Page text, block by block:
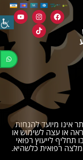
אינו מיועד להנחות
או עצה לשימוש או
תחליף לייעוץ רפואי
רפואית כלשהיא.